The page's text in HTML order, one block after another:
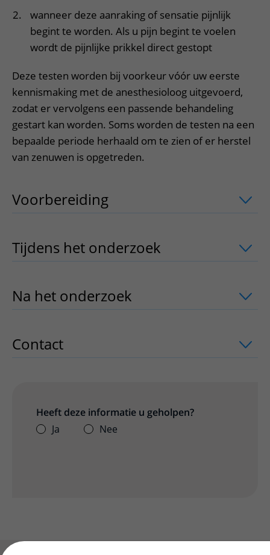
wanneer deze aanraking of sensatie pijnlijk
begint te worden. Als u pijn begint te voelen
wordt de pijnlijke prikkel direct gestopt
Deze testen worden bij voorkeur vóór uw eerste
kennismaking met de anesthesioloog uitgevoerd,
zodat er vervolgens een passende behandeling
gestart kan worden. Soms worden de testen na een
bepaalde periode herhaald om te zien of er herstel
van zenuwen is opgetreden.
Voorbereiding uitklapper, klik om te
Tijdens het onderzoek uitklapper, klik
Na het onderzoek uitklapper, klik om
Contact uitklapper, klik om te openen
Heeft deze informatie u geholpen?
Ja
Nee